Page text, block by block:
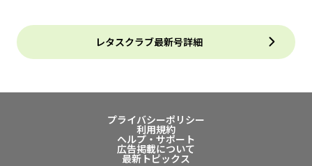
レタスクラブ最新号詳細
プライバシーポリシー
利用規約
ヘルプ・サポート
広告掲載について
最新トピックス